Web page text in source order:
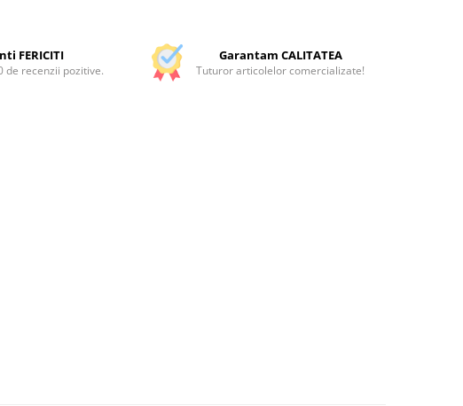
FERICITI
de recenzii pozitive.
Garantam CALITATEA
Tuturor articolelor comercializate!